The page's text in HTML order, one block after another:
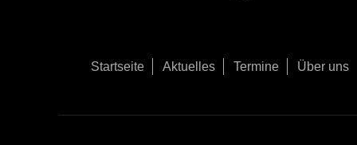
Startseite Aktuelles Termine Über uns